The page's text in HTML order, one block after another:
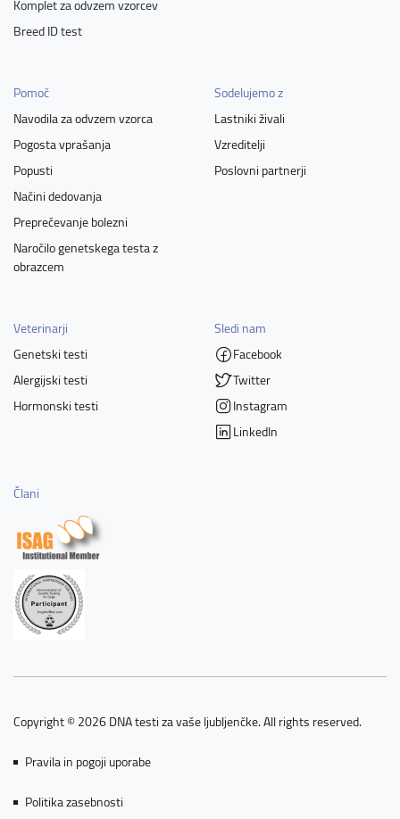
Komplet za odvzem vzorcev
Breed ID test
Pomoč
Navodila za odvzem vzorca
Pogosta vprašanja
Popusti
Načini dedovanja
Preprečevanje bolezni
Naročilo genetskega testa z
obrazcem
Sodelujemo z
Lastniki živali
Vzreditelji
Poslovni partnerji
Veterinarji
Genetski testi
Alergijski testi
Hormonski testi
Sledi nam
Facebook
Twitter
Instagram
LinkedIn
Člani
Copyright © 2026 DNA testi za vaše ljubljenčke. All rights reserved.
Pravila in pogoji uporabe
Politika zasebnosti